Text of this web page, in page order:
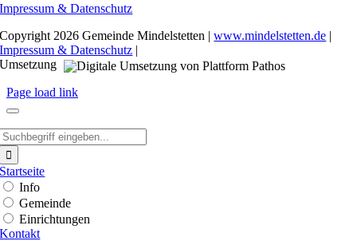
Impressum & Datenschutz
Copyright 2026 Gemeinde Mindelstetten |www.mindelstetten.de |
Impressum & Datenschutz |
Umsetzung
Page load link
Startseite
Info
Gemeinde
Einrichtungen
Kontakt